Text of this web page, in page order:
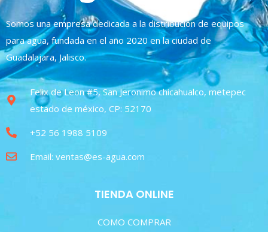
Somos una empresa dedicada a la distribución de equipos
para agua, fundada en el año 2020 en la ciudad de
Guadalajara, Jalisco.
Felix de Leon #5, San Jeronimo chicahualco, metepec
estado de méxico, CP: 52170
+52 56 1988 5109
Email: ventas@es-agua.com
TIENDA ONLINE
COMO COMPRAR